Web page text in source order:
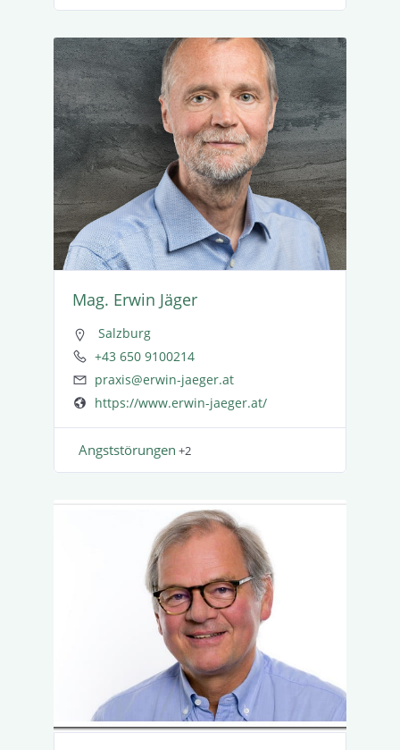
Mag. Erwin Jäger
Salzburg
+43 650 9100214
praxis@erwin-jaeger.at
https://www.erwin-jaeger.at/
Angst­stö­rungen +2